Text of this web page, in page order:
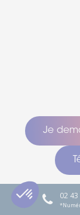
Je
02